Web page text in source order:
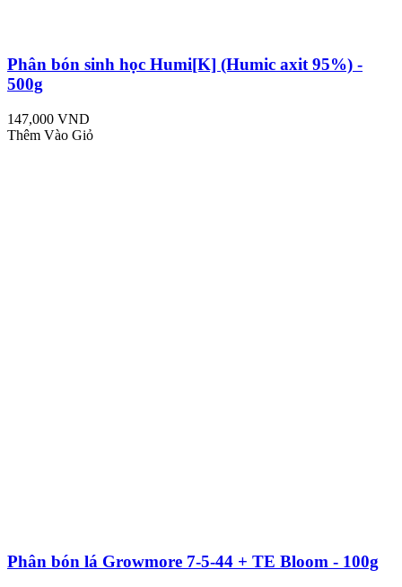
Phân bón sinh học Humi[K] (Humic axit 95%) -
500g
147,000 VND
Thêm Vào Giỏ
Phân bón lá Growmore 7-5-44 + TE Bloom - 100g